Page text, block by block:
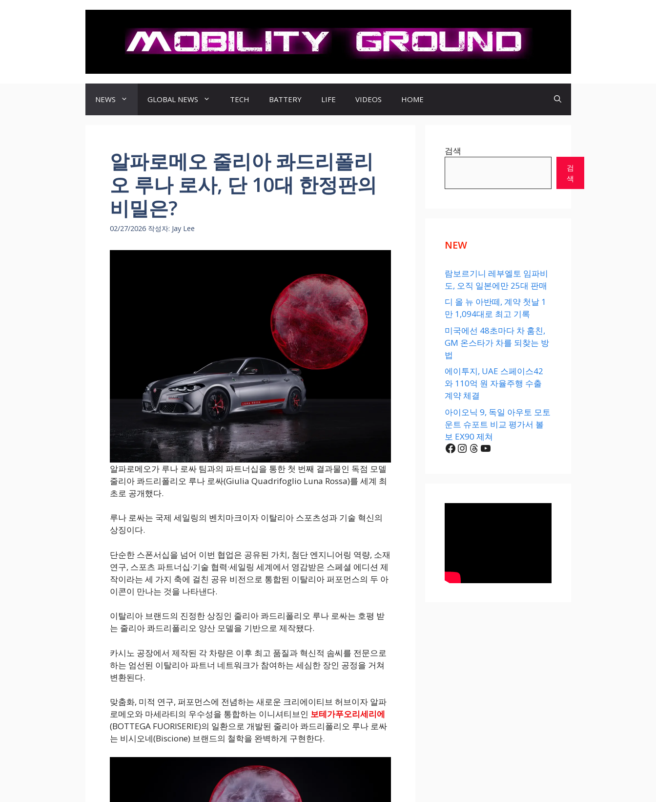
NEWS GLOBAL NEWS TECH BATTERY LIFE VIDEOS HOME
알파로메오 줄리아 콰드리폴리
오 루나 로사, 단 10대 한정판의
비밀은?
02/27/2026 작성자: Jay Lee
알파로메오가 루나 로싸 팀과의 파트너십을 통한 첫 번째 결과물인 독점 모델
줄리아 콰드리폴리오 루나 로싸(Giulia Quadrifoglio Luna Rossa)를 세계 최
초로 공개했다.
루나 로싸는 국제 세일링의 벤치마크이자 이탈리아 스포츠성과 기술 혁신의
상징이다.
단순한 스폰서십을 넘어 이번 협업은 공유된 가치, 첨단 엔지니어링 역량, 소재
연구, 스포츠 파트너십·기술 협력·세일링 세계에서 영감받은 스페셜 에디션 제
작이라는 세 가지 축에 걸친 공유 비전으로 통합된 이탈리아 퍼포먼스의 두 아
이콘이 만나는 것을 나타낸다.
이탈리아 브랜드의 진정한 상징인 줄리아 콰드리폴리오 루나 로싸는 호평 받
는 줄리아 콰드리폴리오 양산 모델을 기반으로 제작됐다.
카시노 공장에서 제작된 각 차량은 이후 최고 품질과 혁신적 솜씨를 전문으로
하는 엄선된 이탈리아 파트너 네트워크가 참여하는 세심한 장인 공정을 거쳐
변환된다.
맞춤화, 미적 연구, 퍼포먼스에 전념하는 새로운 크리에이티브 허브이자 알파
로메오와 마세라티의 우수성을 통합하는 이니셔티브인 보테가푸오리세리에
(BOTTEGA FUORISERIE)의 일환으로 개발된 줄리아 콰드리폴리오 루나 로싸
는 비시오네(Biscione) 브랜드의 철학을 완벽하게 구현한다.
검색
검
색
NEW
람보르기니 레부엘토 임파비
도, 오직 일본에만 25대 판매
디 올 뉴 아반떼, 계약 첫날 1
만 1,094대로 최고 기록
미국에선 48초마다 차 훔친,
GM 온스타가 차를 되찾는 방
법
에이투지, UAE 스페이스42
와 110억 원 자율주행 수출
계약 체결
아이오닉 9, 독일 아우토 모토
운트 슈포트 비교 평가서 볼
보 EX90 제쳐
Facebook
Instagram
Threads
YouTube